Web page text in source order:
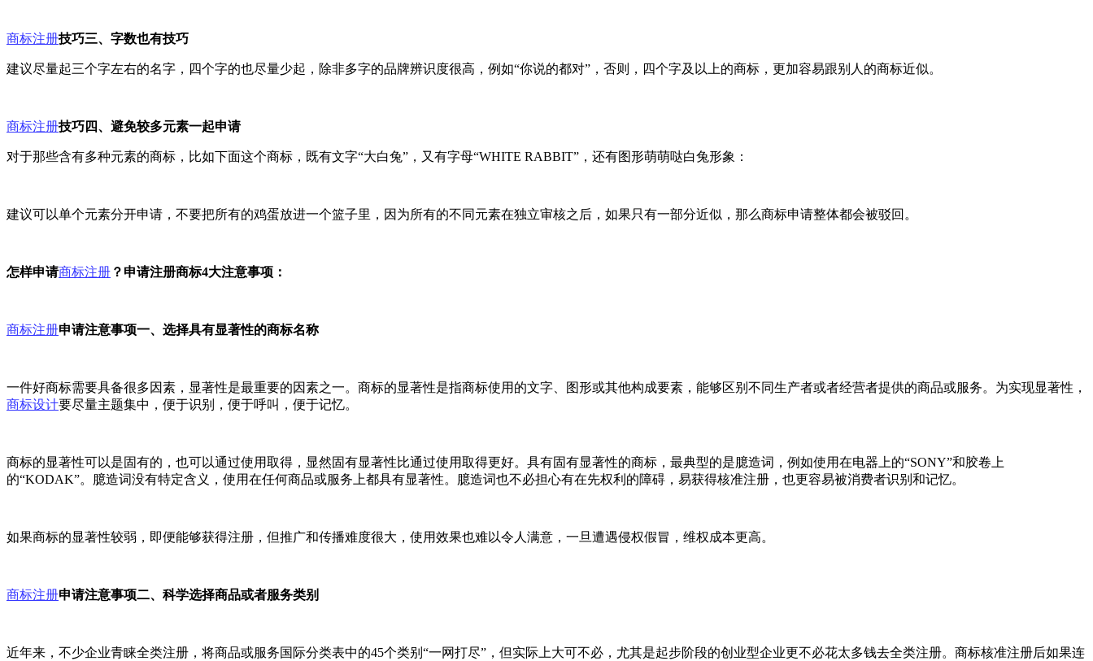
商标注册技巧三、字数也有技巧
建议尽量起三个字左右的名字，四个字的也尽量少起，除非多字的品牌辨识度很高，例如“你说的都对”，否则，四个字及以上的商标，更加容易跟别人的商标近似。
商标注册技巧四、避免较多元素一起申请
对于那些含有多种元素的商标，比如下面这个商标，既有文字“大白兔”，又有字母“WHITE RABBIT”，还有图形萌萌哒白兔形象：
建议可以单个元素分开申请，不要把所有的鸡蛋放进一个篮子里，因为所有的不同元素在独立审核之后，如果只有一部分近似，那么商标申请整体都会被驳回。
怎样申请商标注册 ？申请注册商标4大注意事项：
商标注册申请注意事项一、选择具有显著性的商标名称
一件好商标需要具备很多因素，显著性是最重要的因素之一。商标的显著性是指商标使用的文字、图形或其他构成要素，能够区别不同生产者或者经营者提供的商品或服务。为实现显著性，
商标设计要尽量主题集中，便于识别，便于呼叫，便于记忆。
商标的显著性可以是固有的，也可以通过使用取得，显然固有显著性比通过使用取得更好。具有固有显著性的商标，最典型的是臆造词，例如使用在电器上的“SONY”和胶卷上
的“KODAK”。臆造词没有特定含义，使用在任何商品或服务上都具有显著性。臆造词也不必担心有在先权利的障碍，易获得核准注册，也更容易被消费者识别和记忆。
如果商标的显著性较弱，即便能够获得注册，但推广和传播难度很大，使用效果也难以令人满意，一旦遭遇侵权假冒，维权成本更高。
商标注册申请注意事项二、科学选择商品或者服务类别
近年来，不少企业青睐全类注册，将商品或服务国际分类表中的45个类别“一网打尽”，但实际上大可不必，尤其是起步阶段的创业型企业更不必花太多钱去全类注册。商标核准注册后如果连